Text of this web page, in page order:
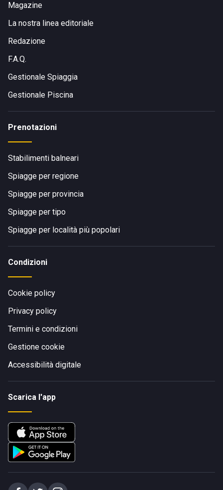
Magazine
La nostra linea editoriale
Redazione
F.A.Q.
Gestionale Spiaggia
Gestionale Piscina
Prenotazioni
Stabilimenti balneari
Spiagge per regione
Spiagge per provincia
Spiagge per tipo
Spiagge per località più popolari
Condizioni
Cookie policy
Privacy policy
Termini e condizioni
Gestione cookie
Accessibilità digitale
Scarica l'app